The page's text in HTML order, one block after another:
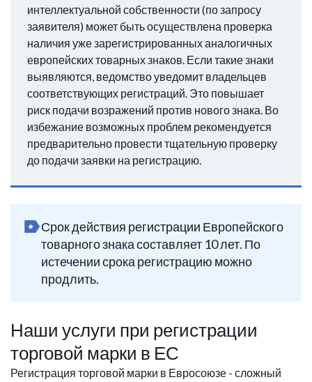
интеллектуальной собственности (по запросу
заявителя) может быть осуществлена проверка
наличия уже зарегистрированных аналогичных
европейских товарных знаков. Если такие знаки
выявляются, ведомство уведомит владельцев
соответствующих регистраций. Это повышает
риск подачи возражений против нового знака. Во
избежание возможных проблем рекомендуется
предварительно провести тщательную проверку
до подачи заявки на регистрацию.
Срок действия регистрации Европейского
товарного знака составляет 10 лет. По
истечении срока регистрацию можно
продлить.
Наши услуги при регистрации
торговой марки в ЕС
Регистрация торговой марки в Евросоюзе - сложный